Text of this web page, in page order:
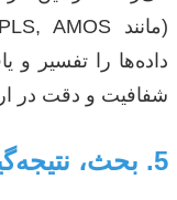
داده‌ها را تفسیر و
شفافیت و دقت در
5. بحث، نتیجه‌گیری و پیشنهادات